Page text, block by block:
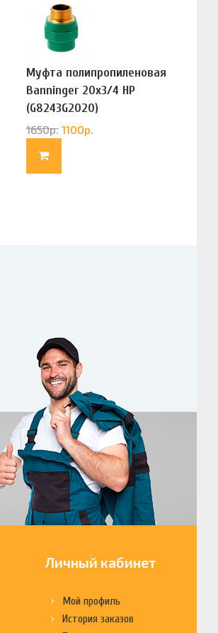
Муфта полипропиленовая
Banninger 20х3/4 НР
(G8243G2020)
1650р. 1100р.
Личный кабинет
Мой профиль
История заказов